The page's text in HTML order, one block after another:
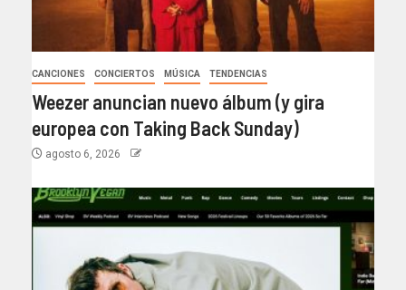
CANCIONES CONCIERTOS MÚSICA TENDENCIAS
Weezer anuncian nuevo álbum (y gira
europea con Taking Back Sunday)
agosto 6, 2026